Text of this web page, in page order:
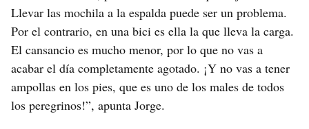
Llevar las mochila a la espalda puede ser un problema.
Por el contrario, en una bici es ella la que lleva la carga.
El cansancio es mucho menor, por lo que no vas a
acabar el día completamente agotado. ¡Y no vas a tener
ampollas en los pies, que es uno de los males de todos
los peregrinos!”, apunta Jorge.